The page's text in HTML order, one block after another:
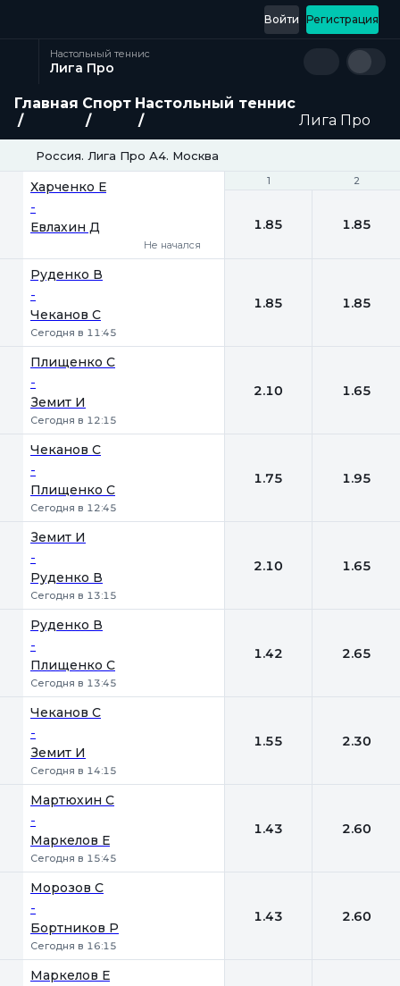
Регистрация
Войти
Настольный теннис
Лига Про
Главная Спорт Настольный теннис
Лига Про
Россия. Лига Про А4. Москва
1 2
Харченко Е
-
Евлахин Д
Не начался
1 2
1.85 1.85
Руденко В
-
Чеканов С
Сегодня в 11:45
1.85 1.85
Плищенко С
-
Земит И
Сегодня в 12:15
2.10 1.65
Чеканов С
-
Плищенко С
Сегодня в 12:45
1.75 1.95
Земит И
-
Руденко В
Сегодня в 13:15
2.10 1.65
Руденко В
-
Плищенко С
Сегодня в 13:45
1.42 2.65
Чеканов С
-
Земит И
Сегодня в 14:15
1.55 2.30
Мартюхин С
-
Маркелов Е
Сегодня в 15:45
1.43 2.60
Морозов С
-
Бортников Р
Сегодня в 16:15
1.43 2.60
Маркелов Е